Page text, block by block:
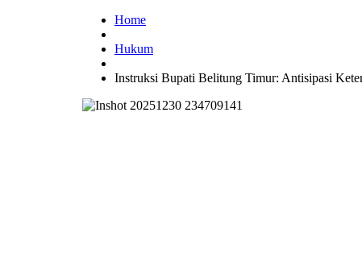
Home
Hukum
Instruksi Bupati Belitung Timur: Antisipasi